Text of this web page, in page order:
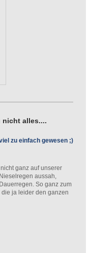
nicht alles....
zu einfach gewesen ;)
ganz auf unserer
aussah,
So ganz zum
ja leider den ganzen